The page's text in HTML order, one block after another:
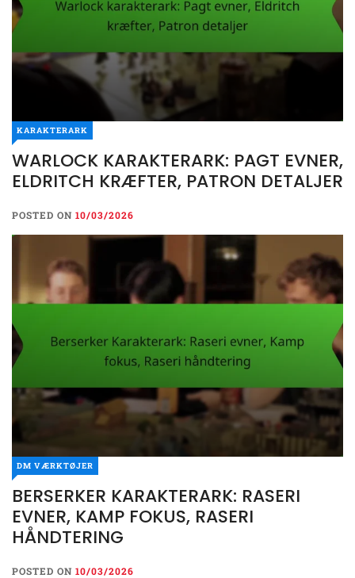
KARAKTERARK
WARLOCK KARAKTERARK: PAGT EVNER,
ELDRITCH KRÆFTER, PATRON DETALJER
POSTED ON 10/03/2026
DM VÆRKTØJER
BERSERKER KARAKTERARK: RASERI
EVNER, KAMP FOKUS, RASERI
HÅNDTERING
POSTED ON 10/03/2026